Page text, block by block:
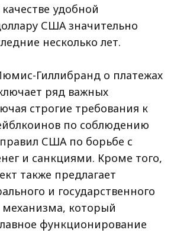
удобной
США значительно
несколько лет.
Гиллибранд о платежах
ряд важных
строгие требования к
по соблюдению
США по борьбе с
и санкциями. Кроме того,
также предлагает
и государственного
который
функционирование